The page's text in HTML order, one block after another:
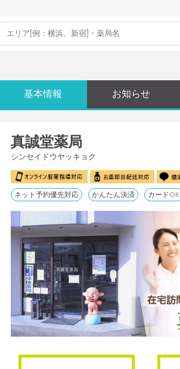
基本情報 お知らせ
真誠堂薬局
シンセイドウヤッキョク
ネット予約優先対応 かんたん決済 カードOK